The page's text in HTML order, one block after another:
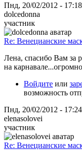
Пнд, 20/02/2012 - 17:18
dolcedonna
участник
Re: Венецианские
Лена, спасибо Вам за
на
Войдите или
возможность
Пнд, 20/02/2012 - 17:24
elenasolovei
участник
Re: Венецианские